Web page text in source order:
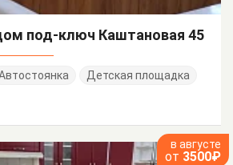
под-ключ Каштановая 45
Детская площадка
в августе
от 3500₽